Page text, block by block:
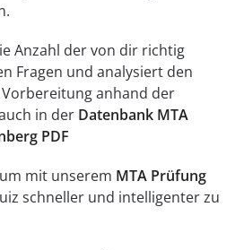
Anzahl der von dir richtig
Fragen und analysiert den
anhand der
in der Datenbank MTA
PDF
mit unserem MTA Prüfung
schneller und intelligenter zu